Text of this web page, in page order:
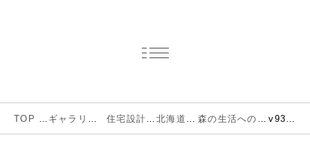
TOP